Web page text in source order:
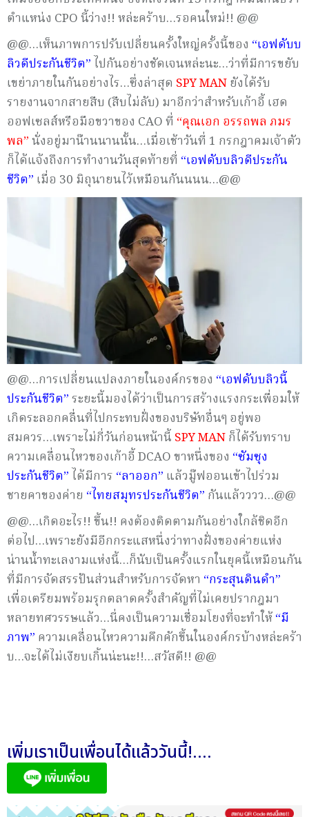
ตำแหน่ง CPO นี้ว่าง!! หล่ะคร้าบ…รอคนใหม่!! @@
@@…เห็นภาพการปรับเปลี่ยนครั้งใหญ่ครั้งนี้ของ “เอฟดับบ
ลิวดีประกันชีวิต” ไปกันอย่างชัดเจนหล่ะนะ…ว่าที่มีการขยับ
เขย่าภายในกันอย่างไร…ซึ่งล่าสุด SPY MANยังได้รับ
รายงานจากสายสืบ (สืบไม่ลับ) มาอีกว่าสำหรับเก้าอี้ เฮด
ออฟเซลส์หรือมือขวาของ CAO ที่ “คุณเอก อรรถพล ภมร
พล”นั่งอยู่มาน๊านนานนั้น…เมื่อเช้าวันที่ 1 กรกฎาคมเจ้าตัว
ก็ได้แจ้งถึงการทำงานวันสุดท้ายที่ “เอฟดับบลิวดีประกัน
ชีวิต” เมื่อ 30 มิถุนายนไว้เหมือนกันนนน…@@
@@…การเปลี่ยนแปลงภายในองค์กรของ “เอฟดับบลิวนี้
ประกันชีวิต”ระยะนี้มองได้ว่าเป็นการสร้างแรงกระเพื่อมให้
เกิดระลอกคลื่นที่ไปกระทบฝั่งของบริษัทอื่นๆ อยู่พอ
สมควร…เพราะไม่กี่วันก่อนหน้านี้ SPY MANก็ได้รับทราบ
ความเคลื่อนไหวของเก้าอี้ DCAO ขาหนึ่งของ “ซัมซุง
ประกันชีวิต” ได้มีการ “ลาออก” แล้วมู๊ฟออนเข้าไปร่วม
ชายคาของค่าย “ไทยสมุทรประกันชีวิต” กันแล้วววว…@@
@@…เกิดอะไร!! ขึ้น!! คงต้องติดตามกันอย่างใกล้ชิดอีก
ต่อไป…เพราะยังมีอีกกระแสหนึ่งว่าทางฝั่งของค่ายแห่ง
น่านน้ำทะเลงามแห่งนี้…ก็นับเป็นครั้งแรกในยุคนี้เหมือนกัน
ที่มีการจัดสรรปันส่วนสำหรับการจัดหา “กระสุนดินดำ”
เพื่อเตรียมพร้อมรุกตลาดครั้งสำคัญที่ไม่เคยปรากฎมา
หลายทศวรรษแล้ว…นี่คงเป็นความเชื่อมโยงที่จะทำให้“มี
ภาพ” ความเคลื่อนไหวความคึกคักขึ้นในองค์กรบ้างหล่ะคร้า
บ…จะได้ไม่เงียบเกิ้นน่ะนะ!!…สวัสดี!! @@
เพิ่มเราเป็นเพื่อนได้แล้ววันนี้!....